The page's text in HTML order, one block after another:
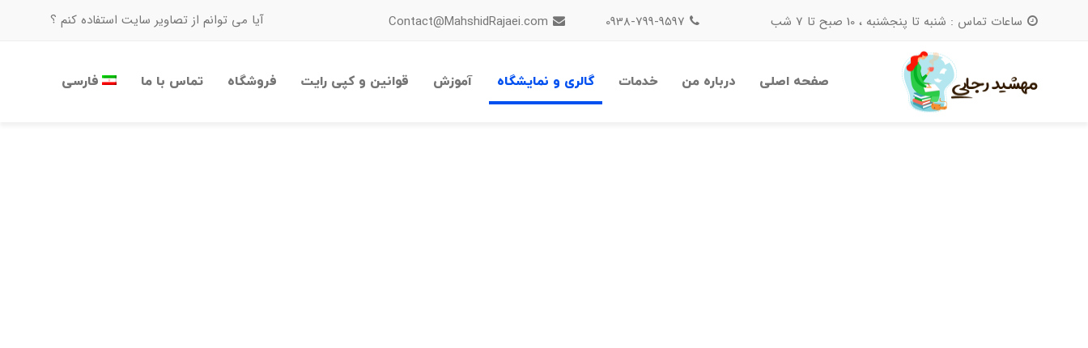
ساعات تماس : شنبه تا پنجشنبه ، 10 صبح تا 7 شب 0938-799-9597
Contact@MahshidRajaei.com آیا می توانم از تصاویر سایت استفاده کنم ؟
صفحه اصلی درباره من خدمات گالری و نمایشگاه آموزش قوانین و کپی رایت فروشگاه تماس با ما فارسی